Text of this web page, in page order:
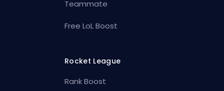
Teammate
Free LoL Boost
Rocket League
Rank Boost